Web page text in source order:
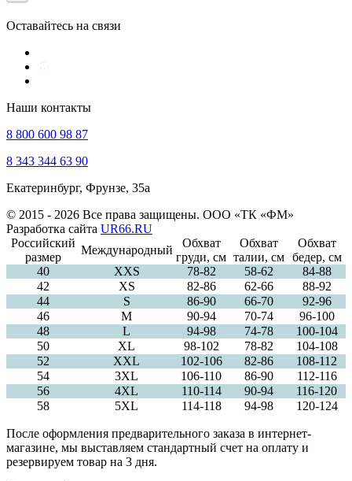
Оставайтесь на связи
Наши контакты
8 800 600 98 87
8 343 344 63 90
Екатеринбург, Фрунзе, 35а
© 2015 - 2026 Все права защищены. ООО «ТК «ФМ»
Разработка сайта UR66.RU
Российский
размер
Международный
Обхват
груди, см
Обхват
талии, см
Обхват
бедер, см
40
ХXS 78-82 58-62
84-88
42
XS 82-86 62-66
88-92
44
S 86-90 66-70
92-96
46
M 90-94 70-74
96-100
48
L 94-98 74-78
100-104
50
XL 98-102 78-82
104-108
52
XXL 102-106 82-86
108-112
54
3XL 106-110 86-90
112-116
56
4XL 110-114 90-94
116-120
58
5XL 114-118 94-98 120-124
После оформления предварительного заказа в интернет-
магазине, мы выставляем стандартный счет на оплату и
резервируем товар на 3 дня.